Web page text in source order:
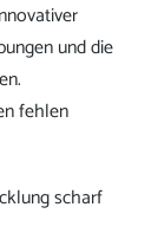
und die
fehlen
scharf